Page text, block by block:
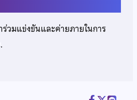
วมแข่งขันและค่ายภายในการ